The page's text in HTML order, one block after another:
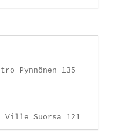
Pynnönen 135